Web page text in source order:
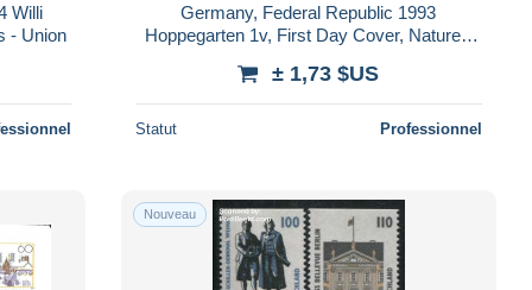
Willi
- Union
Germany, Federal Republic 1993
Hoppegarten 1v, First Day Cover, Nature -
± 1,73 $US
Statut Professionnel
Nouveau